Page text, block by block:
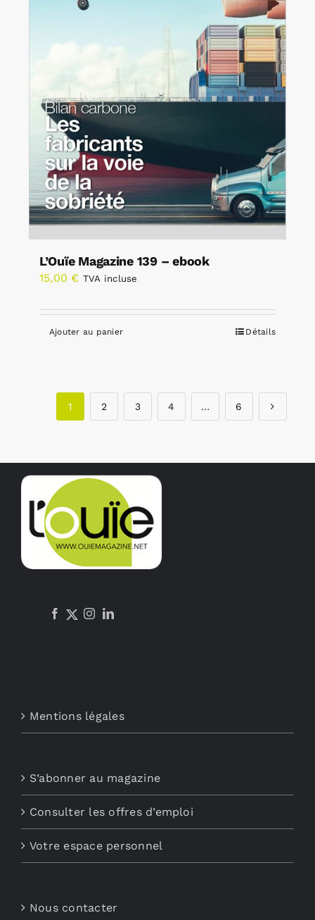
L’Ouïe Magazine 139 – ebook
15,00 € TVA incluse
Ajouter au panier Détails
1 2 3 4 … 6
Mentions légales
S’abonner au magazine
Consulter les offres d’emploi
Votre espace personnel
Nous contacter